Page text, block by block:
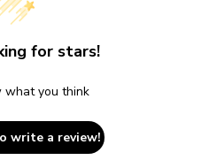
for stars!
what you think
write a review!